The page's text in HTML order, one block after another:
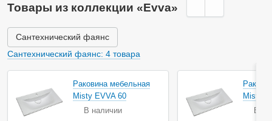
л
Товары из коллекции «Evva»
Сантехнический фаянс
Сантехнический фаянс: 4 товара
Раковина мебельная
Misty EVVA 60
В наличии
Misty
В